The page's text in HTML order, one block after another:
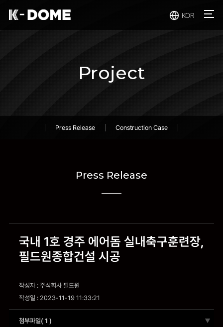
KOR
Project
Press Release Construction Case
Press Release
국내 1호 경주 에어돔 실내축구훈련장,
필드원종합건설 시공
작성자 : 주식회사 필드원
작성일 : 2023-11-19 11:33:21
첨부파일( 1 )